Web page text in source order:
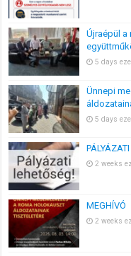
Újraépül
5 days
Ünnepi
5 days
2 weeks
MEGHÍVÓ
2 weeks